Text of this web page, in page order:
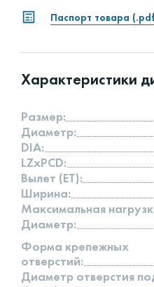
Паспорт товара
Характеристики
Размер:
Диаметр:
DIA:
LZxPCD:
Вылет (ET):
Ширина:
Максимальная
Диаметр:
Форма крепежных
отверстий:
Диаметр отверстия